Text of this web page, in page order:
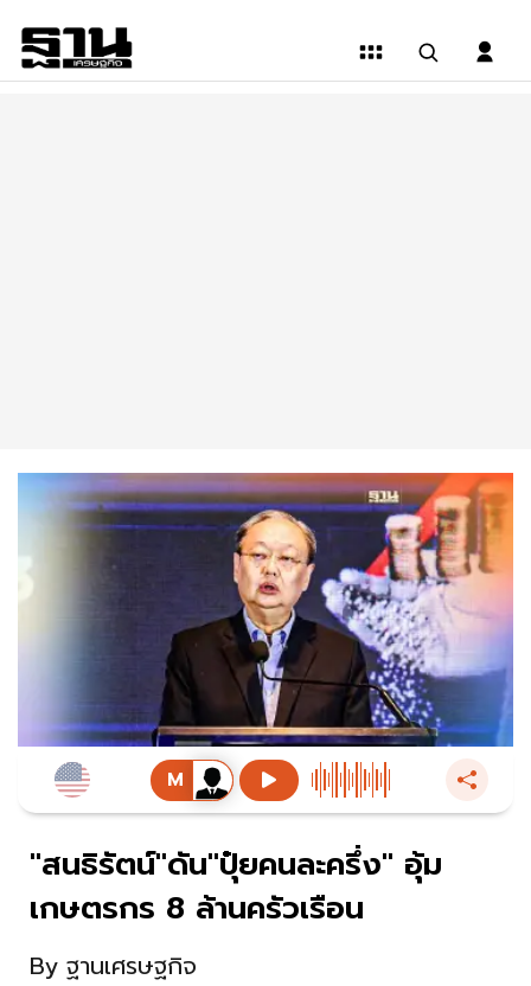
"สนธิรัตน์"ดัน"ปุ๋ยคนละครึ่ง" อุ้ม
เกษตรกร 8 ล้านครัวเรือน
By ฐานเศรษฐกิจ